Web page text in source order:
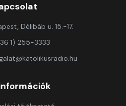
Délibáb u. 15.-17.
1) 255-3333